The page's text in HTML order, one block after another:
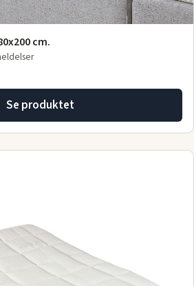
cm.
Se produktet